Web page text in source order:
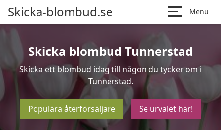
Skicka-blombud.se Menu
Skicka blombud Tunnerstad
Skicka ett blombud idag till någon du tycker om i
Tunnerstad.
Populära återförsäljare Se urvalet här!